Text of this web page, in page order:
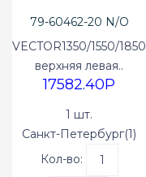
79-60462-20 N/O
VECTOR1350/1550/1850
верхняя левая..
17582.40P
1 шт.
Санкт-Петербург(1)
Кол-во: